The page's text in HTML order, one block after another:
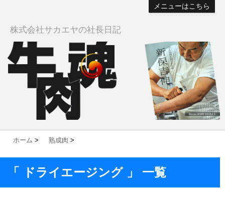
メニューはこちら
株式会社サカエヤの社長日記
ホーム > 熟成肉 >
「 ドライエージング 」 一覧